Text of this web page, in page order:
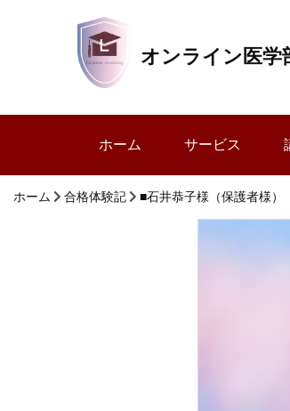
オンライン医
ホーム サービス
ホーム 合格体験記 ■石井恭子様（保護者様）